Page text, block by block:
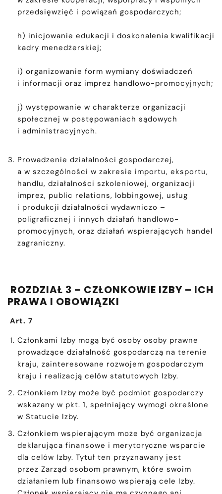
przedsięwzięć i powiązań gospodarczych;
h) inicjowanie edukacji i doskonalenia kwalifikacji
kadry menedżerskiej;
i) organizowanie form wymiany doświadczeń
i informacji oraz imprez handlowo-promocyjnych;
j) występowanie w charakterze organizacji
społecznej w postępowaniach sądowych
i administracyjnych.
Prowadzenie działalności gospodarczej,
a w szczególności w zakresie importu, eksportu,
handlu, działalności szkoleniowej, organizacji
imprez, public relations, lobbingowej, usług
i produkcji działalności wydawniczo –
poligraficznej i innych działań handlowo-
promocyjnych, oraz działań wspierających handel
zagraniczny.
ROZDZIAŁ 3 – CZŁONKOWIE IZBY – ICH
PRAWA I OBOWIĄZKI
Art. 7
Członkami Izby mogą być osoby osoby prawne
prowadzące działalność gospodarczą na terenie
kraju, zainteresowane rozwojem gospodarczym
kraju i realizacją celów statutowych Izby.
Członkiem Izby może być podmiot gospodarczy
wskazany w pkt. 1, spełniający wymogi określone
w Statucie Izby.
Członkiem wspierającym może być organizacja
deklarująca finansowe i merytoryczne wsparcie
dla celów Izby. Tytuł ten przyznawany jest
przez Zarząd osobom prawnym, które swoim
działaniem lub finansowo wspierają cele Izby.